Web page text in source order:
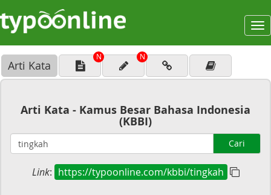
Arti Kata
N N
Arti Kata - Kamus Besar Bahasa Indonesia
(KBBI)
Cari
Link: https://typoonline.com/kbbi/tingkah